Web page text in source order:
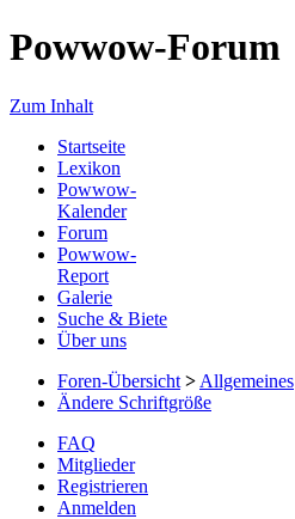
Powwow-Forum
Zum Inhalt
Startseite
Lexikon
Powwow-
Kalender
Forum
Powwow-
Report
Galerie
Suche & Biete
Über uns
Foren-Übersicht > Allgemeines
Ändere Schriftgröße
FAQ
Mitglieder
Registrieren
Anmelden